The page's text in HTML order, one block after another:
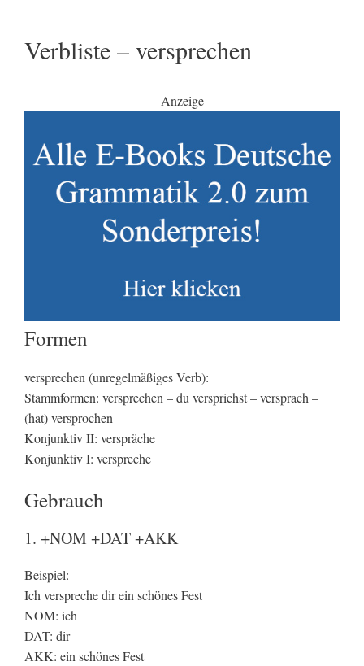
Verbliste – versprechen
Anzeige
Formen
versprechen (unregelmäßiges Verb):
Stammformen: versprechen – du versprichst – versprach –
(hat) versprochen
Konjunktiv II: verspräche
Konjunktiv I: verspreche
Gebrauch
1. +NOM +DAT +AKK
Beispiel:
Ich verspreche dir ein schönes Fest
NOM: ich
DAT: dir
AKK: ein schönes Fest